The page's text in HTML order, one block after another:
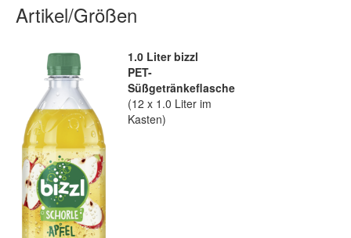
Artikel/Größen
1.0 Liter bizzl
PET-
Süßgetränkeflasche
(12 x 1.0 Liter im
Kasten)